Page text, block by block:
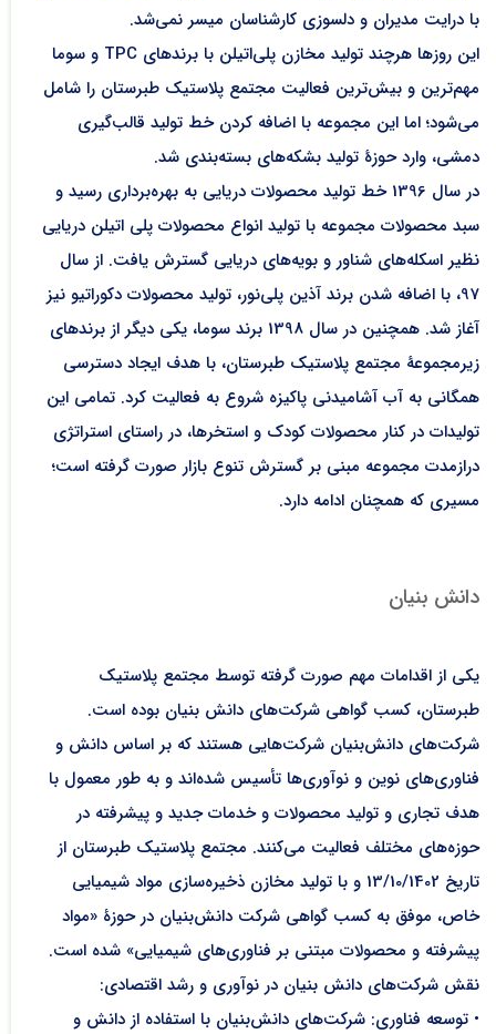
با درایت مدیران و دلسوزی کارشناسان میسر نمی‌شد.
این روز‌ها هرچند تولید مخازن پلی‌اتیلن با برند‌های TPC و سوما
مهم‌ترین و بیش‌ترین فعالیت مجتمع پلاستیک طبرستان را شامل
می‌شود؛ اما این مجموعه با اضافه کردن خط تولید قالب‌گیری
دمشی، وارد حوزهٔ تولید بشکه‌های بسته‌بندی شد.
در سال 1396 خط تولید محصولات دریایی به بهره‌برداری رسید و
سبد محصولات مجموعه با تولید انواع محصولات پلی اتیلن دریایی
نظیر اسکله‌های شناور و بویه‌های دریایی گسترش یافت. از سال
97، با اضافه شدن برند آذین پلی‌نور، تولید محصولات دکوراتیو نیز
آغاز شد. همچنین در سال 1398 برند سوما، یکی دیگر از برندهای
زیرمجموعۀ مجتمع پلاستیک طبرستان، با هدف ایجاد دسترسی
همگانی به آب آشامیدنی پاکیزه شروع به فعالیت کرد. تمامی این
تولیدات در کنار محصولات کودک و استخرها، در راستای استراتژی
درازمدت مجموعه مبنی بر گسترش تنوع بازار صورت گرفته است؛
مسیری که همچنان ادامه دارد.
دانش بنیان ‌
یکی از اقدامات مهم صورت گرفته توسط مجتمع پلاستیک
طبرستان، کسب گواهی شرکت‌های دانش بنیان بوده است.
شرکت‌های دانش‌بنیان شرکت‌هایی هستند که بر اساس دانش و
فناوری‌های نوین و نوآوری‌ها تأسیس شده‌اند و به طور معمول با
هدف تجاری و تولید محصولات و خدمات جدید و پیشرفته در
حوزه‌های مختلف فعالیت می‌کنند. مجتمع پلاستیک طبرستان از
تاریخ 13/10/1402 و با تولید مخازن ذخیره‌سازی مواد شیمیایی
خاص، موفق به کسب گواهی شرکت دانش‌بنیان در حوزۀ «مواد
پیشرفته و محصولات مبتنی بر فناوری‌های شیمیایی» شده است.
نقش شرکت‌های دانش بنیان در نوآوری و رشد اقتصادی:
• توسعه فناوری: شرکت‌های دانش‌بنیان با استفاده از دانش و